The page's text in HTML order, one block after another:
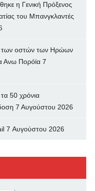
η Γενική Πρόξενος
του Μπανγκλαντές
των oστών των Ηρώων
Ανω Πορόϊα 7
50 χρόνια
7 Αυγούστου 2026
7 Αυγούστου 2026